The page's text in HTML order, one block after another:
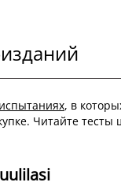
, в
Читайте тесты